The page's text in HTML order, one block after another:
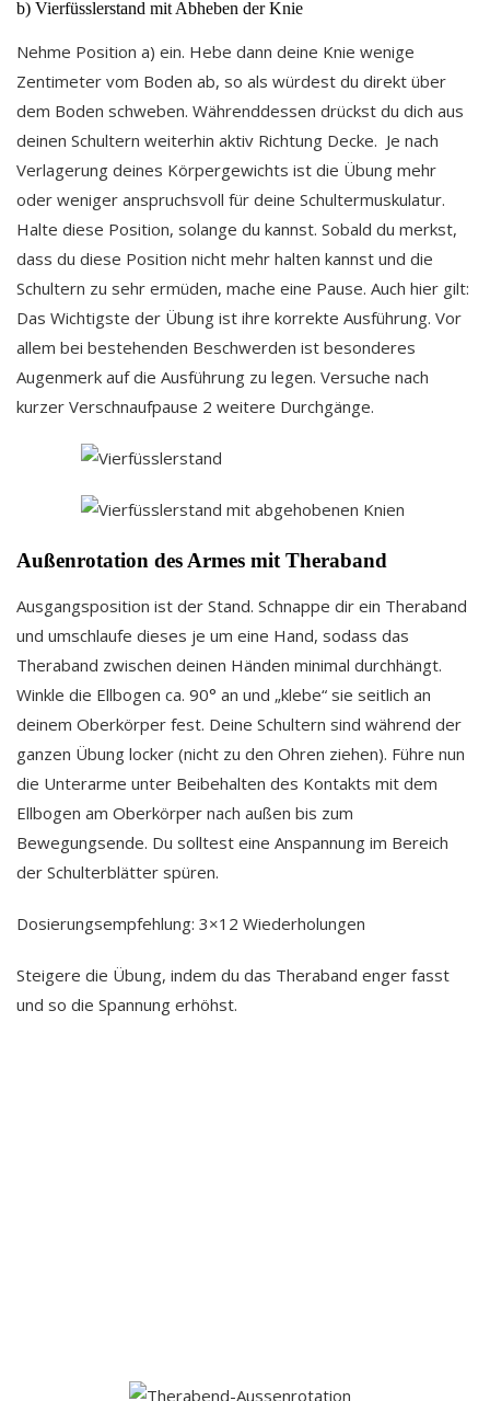
b) Vierfüsslerstand mit Abheben der Knie
Nehme Position a) ein. Hebe dann deine Knie wenige
Zentimeter vom Boden ab, so als würdest du direkt über
dem Boden schweben. Währenddessen drückst du dich aus
deinen Schultern weiterhin aktiv Richtung Decke. Je nach
Verlagerung deines Körpergewichts ist die Übung mehr
oder weniger anspruchsvoll für deine Schultermuskulatur.
Halte diese Position, solange du kannst. Sobald du merkst,
dass du diese Position nicht mehr halten kannst und die
Schultern zu sehr ermüden, mache eine Pause. Auch hier gilt:
Das Wichtigste der Übung ist ihre korrekte Ausführung. Vor
allem bei bestehenden Beschwerden ist besonderes
Augenmerk auf die Ausführung zu legen. Versuche nach
kurzer Verschnaufpause 2 weitere Durchgänge.
Außenrotation des Armes mit Theraband
Ausgangsposition ist der Stand. Schnappe dir ein Theraband
und umschlaufe dieses je um eine Hand, sodass das
Theraband zwischen deinen Händen minimal durchhängt.
Winkle die Ellbogen ca. 90° an und „klebe“ sie seitlich an
deinem Oberkörper fest. Deine Schultern sind während der
ganzen Übung locker (nicht zu den Ohren ziehen). Führe nun
die Unterarme unter Beibehalten des Kontakts mit dem
Ellbogen am Oberkörper nach außen bis zum
Bewegungsende. Du solltest eine Anspannung im Bereich
der Schulterblätter spüren.
Dosierungsempfehlung: 3×12 Wiederholungen
Steigere die Übung, indem du das Theraband enger fasst
und so die Spannung erhöhst.